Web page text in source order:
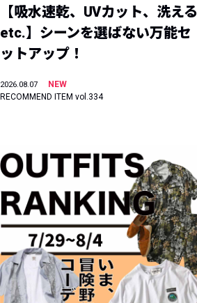
【吸水速乾、UVカット、洗える
etc.】シーンを選ばない万能セ
ットアップ！
2026.08.07
NEW
RECOMMEND ITEM vol.334